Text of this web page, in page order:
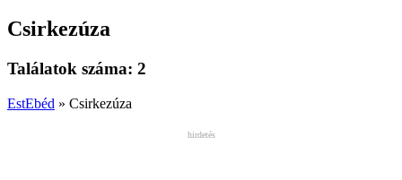
Csirkezúza
Találatok száma: 2
EstEbéd » Csirkezúza
hirdetés